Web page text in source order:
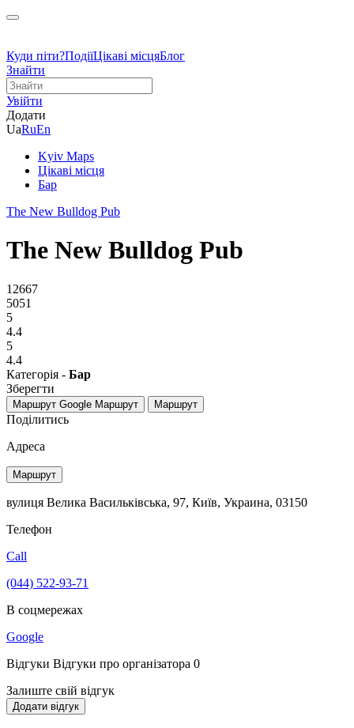
Куди піти?ПодіїЦікаві місцяБлог
Знайти
Увійти
Додати
UaRuEn
Kyiv Maps
Цікаві місця
Бар
The New Bulldog Pub
The New Bulldog Pub
12667
5051
5
4.4
5
4.4
Категорія - Бар
Зберегти
Маршрут Google Маршрут Маршрут
Поділитись
Адреса
Маршрут
вулиця Велика Васильківська, 97, Київ, Украина, 03150
Телефон
Call
(044) 522-93-71
В соцмережах
Google
Відгуки Відгуки про організатора 0
Залиште свій відгук
Додати відгук